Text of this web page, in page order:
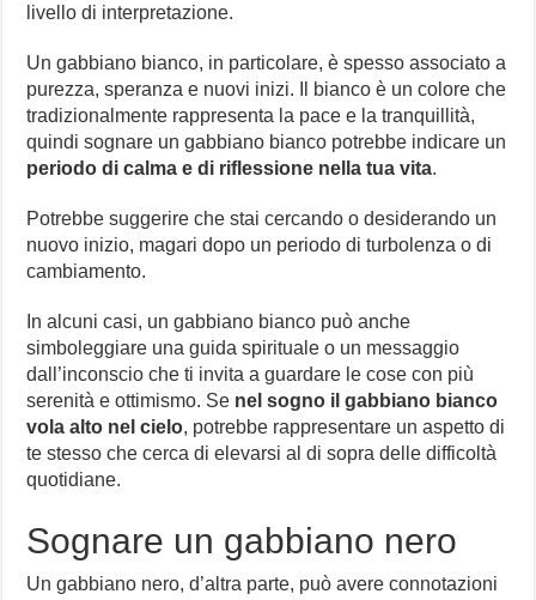
livello di interpretazione.
Un gabbiano bianco, in particolare, è spesso associato a
purezza, speranza e nuovi inizi. Il bianco è un colore che
tradizionalmente rappresenta la pace e la tranquillità,
quindi sognare un gabbiano bianco potrebbe indicare un
periodo di calma e di riflessione nella tua vita.
Potrebbe suggerire che stai cercando o desiderando un
nuovo inizio, magari dopo un periodo di turbolenza o di
cambiamento.
In alcuni casi, un gabbiano bianco può anche
simboleggiare una guida spirituale o un messaggio
dall’inconscio che ti invita a guardare le cose con più
serenità e ottimismo. Se nel sogno il gabbiano bianco
vola alto nel cielo, potrebbe rappresentare un aspetto di
te stesso che cerca di elevarsi al di sopra delle difficoltà
quotidiane.
Sognare un gabbiano nero
Un gabbiano nero, d’altra parte, può avere connotazioni